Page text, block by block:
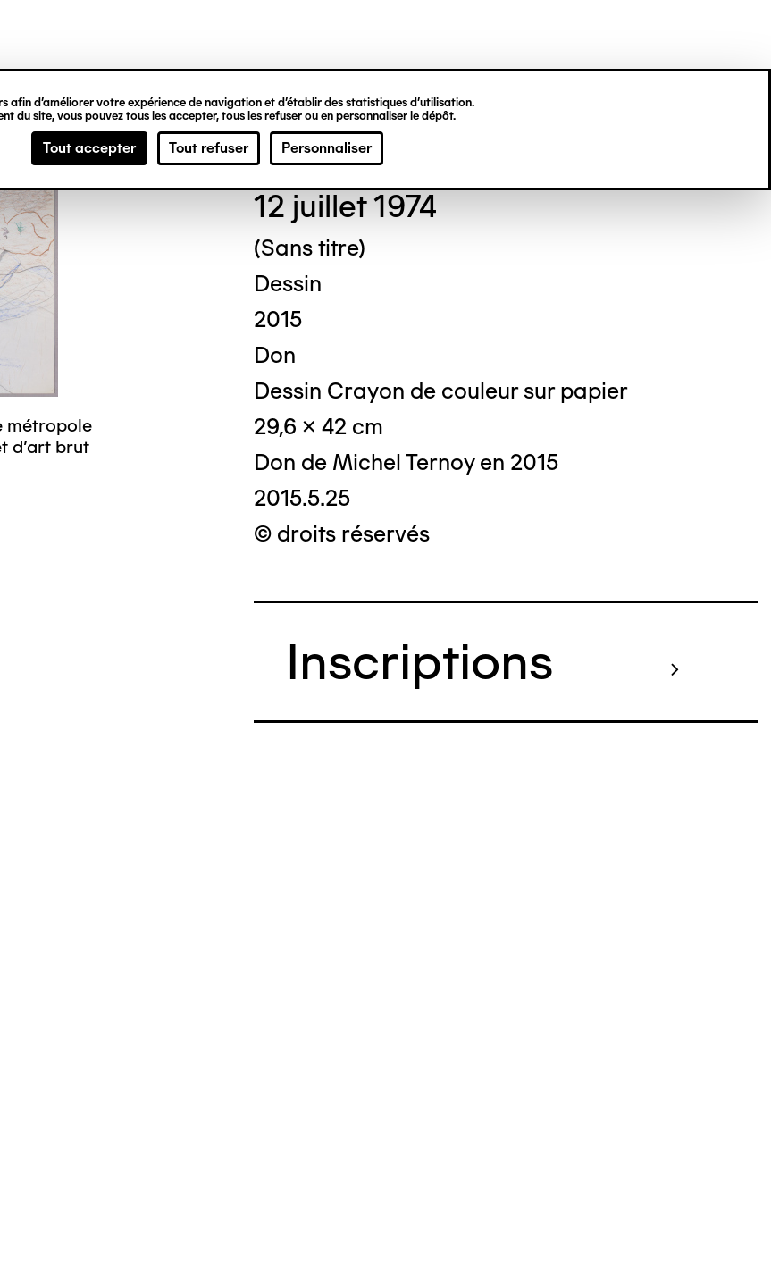
afin d’améliorer votre expérience de navigation et d’établir des statistiques d’utilisation.
du site, vous pouvez tous les accepter, tous les refuser ou en personnaliser le dépôt.
Tout accepter Tout refuser Personnaliser
métropole
d’art brut
Georgine HU
12 juillet 1974
(Sans titre)
Dessin
2015
Don
Dessin Crayon de couleur sur papier
29,6 x 42 cm
Don de Michel Ternoy en 2015
2015.5.25
© droits réservés
Inscriptions